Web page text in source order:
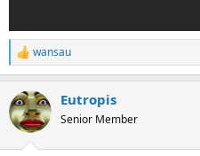
R
e
k
t
i
wansau
Eutropis
Senior Member